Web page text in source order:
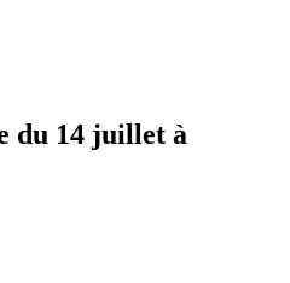
du 14 juillet à